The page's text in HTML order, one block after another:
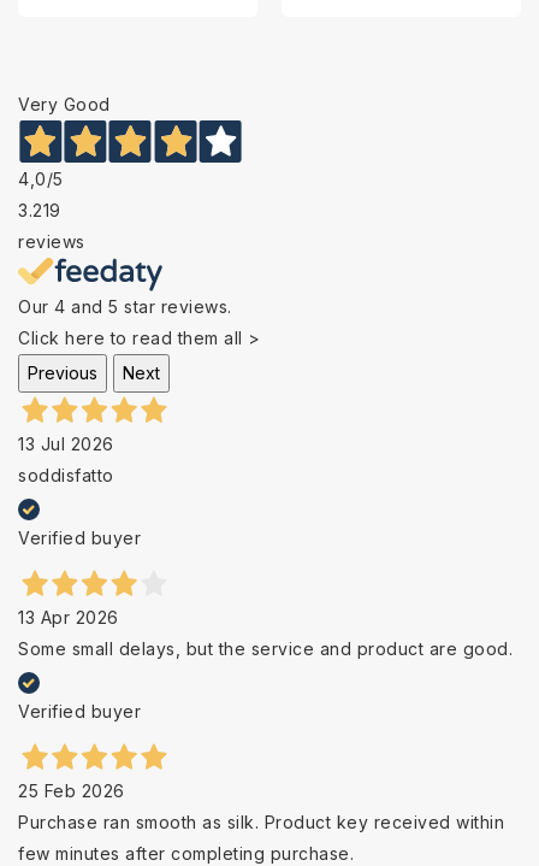
Very Good
4,0/5
3.219
reviews
Our 4 and 5 star reviews.
Click here to read them all >
Previous
Next
13 Jul 2026
soddisfatto
Verified buyer
13 Apr 2026
Some small delays, but the service and product are good.
Verified buyer
25 Feb 2026
Purchase ran smooth as silk. Product key received within
few minutes after completing purchase.